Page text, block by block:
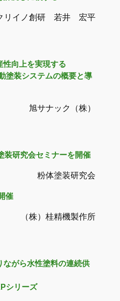
リイノ創研 若井 宏平
性向上を実現する
塗装システムの概要と導
旭サナック（株）
装研究会セミナーを開催
粉体塗装研究会
催
（株）桂精機製作所
ながら水性塗料の連続供
シリーズ